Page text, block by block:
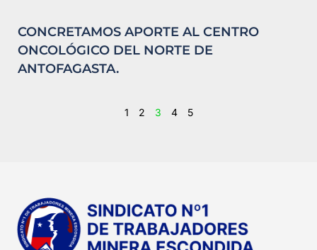
CONCRETAMOS APORTE AL CENTRO
ONCOLÓGICO DEL NORTE DE
ANTOFAGASTA.
1 2 3 4 5